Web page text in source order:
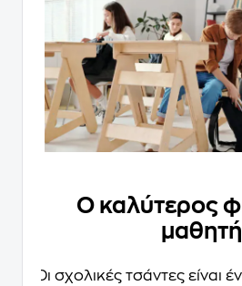
Ο καλύτερος
Οι σχολικές τσάντες είναι